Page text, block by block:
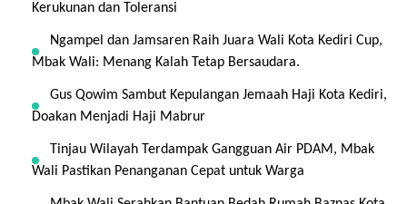
Kerukunan dan Toleransi
Ngampel dan Jamsaren Raih Juara Wali Kota Kediri Cup,
Mbak Wali: Menang Kalah Tetap Bersaudara.
Gus Qowim Sambut Kepulangan Jemaah Haji Kota Kediri,
Doakan Menjadi Haji Mabrur
Tinjau Wilayah Terdampak Gangguan Air PDAM, Mbak
Wali Pastikan Penanganan Cepat untuk Warga